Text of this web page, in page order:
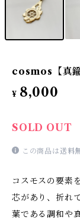
cosmos【真鍮
¥ 8,000
SOLD OUT
この商品は送料
コスモスの要素
芯があり、折れ
葉である調和や